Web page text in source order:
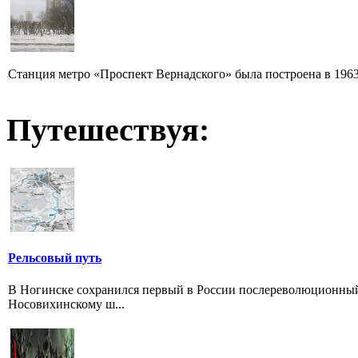
Станция метро «Проспект Вернадского» была построена в
Путешествуя:
Рельсовый путь
В Ногинске сохранился первый в России
Носовихинскому ш...